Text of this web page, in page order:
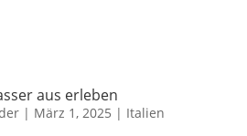
aus erleben
| März 1, 2025 | Italien